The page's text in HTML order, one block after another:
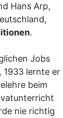
Hans Arp,
.
Jobs
1933 lernte er
beim
nie richtig